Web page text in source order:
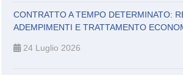
CONTRATTO A TEMPO DETERMINATO:
ADEMPIMENTI E TRATTAMENTO
24 Luglio 2026